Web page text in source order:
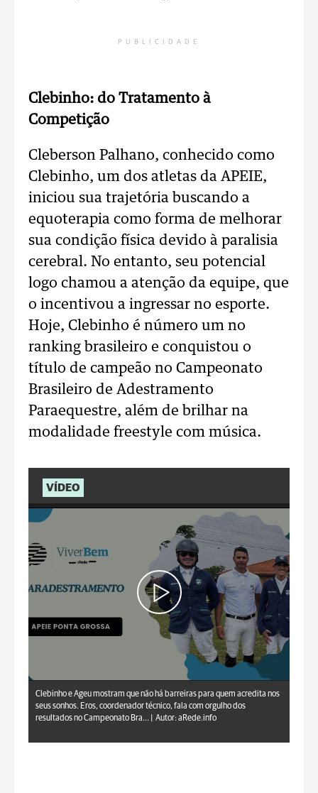
PUBLICIDADE
Clebinho: do Tratamento à
Competição
Cleberson Palhano, conhecido como
Clebinho, um dos atletas da APEIE,
iniciou sua trajetória buscando a
equoterapia como forma de melhorar
sua condição física devido à paralisia
cerebral. No entanto, seu potencial
logo chamou a atenção da equipe, que
o incentivou a ingressar no esporte.
Hoje, Clebinho é número um no
ranking brasileiro e conquistou o
título de campeão no Campeonato
Brasileiro de Adestramento
Paraequestre, além de brilhar na
modalidade freestyle com música.
VÍDEO
Clebinho e Ageu mostram que não há barreiras para quem acredita nos
seus sonhos. Eros, coordenador técnico, fala com orgulho dos
resultados no Campeonato Bra... |
Autor: aRede.info